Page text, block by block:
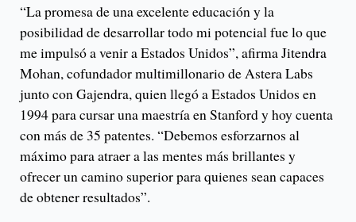
“La promesa de una excelente educación y la
posibilidad de desarrollar todo mi potencial fue lo que
me impulsó a venir a Estados Unidos”, afirma Jitendra
Mohan, cofundador multimillonario de Astera Labs
junto con Gajendra, quien llegó a Estados Unidos en
1994 para cursar una maestría en Stanford y hoy cuenta
con más de 35 patentes. “Debemos esforzarnos al
máximo para atraer a las mentes más brillantes y
ofrecer un camino superior para quienes sean capaces
de obtener resultados”.